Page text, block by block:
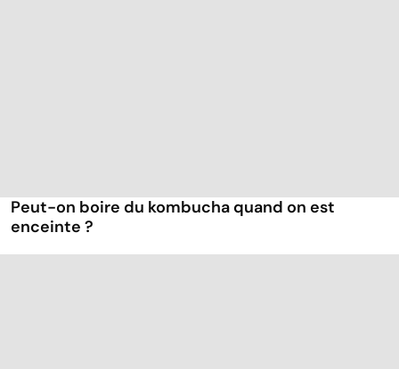
Peut-on boire du kombucha quand on est
enceinte ?